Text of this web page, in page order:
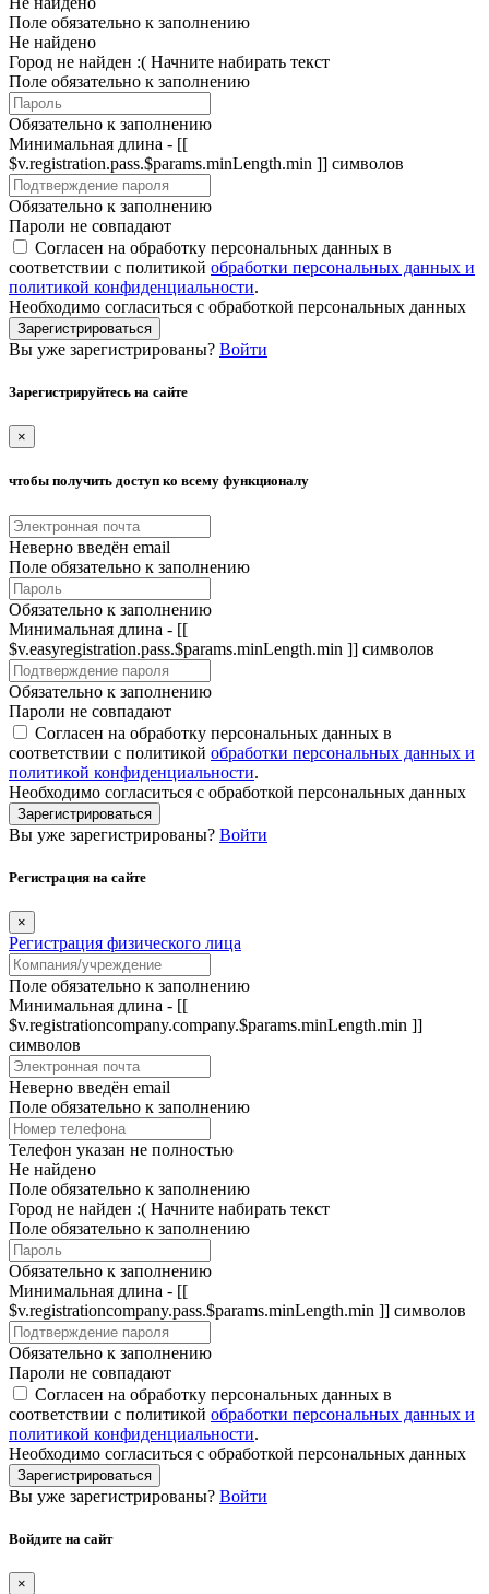
Поле обязательно к заполнению
Не найдено
Город не найден :( Начните набирать текст
Поле обязательно к заполнению
Обязательно к заполнению
Минимальная длина - [[
$v.registration.pass.$params.minLength.min ]] символов
Обязательно к заполнению
Пароли не совпадают
Согласен на обработку персональных данных в
соответствии с политикой обработки персональных данных и
политикой конфиденциальности.
Необходимо согласиться с обработкой персональных данных
Зарегистрироваться
Вы уже зарегистрированы? Войти
Зарегистрируйтесь на сайте
×
чтобы получить доступ ко всему функционалу
Неверно введён email
Поле обязательно к заполнению
Обязательно к заполнению
Минимальная длина - [[
$v.easyregistration.pass.$params.minLength.min ]] символов
Обязательно к заполнению
Пароли не совпадают
Согласен на обработку персональных данных в
соответствии с политикой обработки персональных данных и
политикой конфиденциальности.
Необходимо согласиться с обработкой персональных данных
Зарегистрироваться
Вы уже зарегистрированы? Войти
Регистрация на сайте
×
Регистрация физического лица
Поле обязательно к заполнению
Минимальная длина - [[
$v.registrationcompany.company.$params.minLength.min ]]
символов
Неверно введён email
Поле обязательно к заполнению
Телефон указан не полностью
Не найдено
Поле обязательно к заполнению
Город не найден :( Начните набирать текст
Поле обязательно к заполнению
Обязательно к заполнению
Минимальная длина - [[
$v.registrationcompany.pass.$params.minLength.min ]] символов
Обязательно к заполнению
Пароли не совпадают
Согласен на обработку персональных данных в
соответствии с политикой обработки персональных данных и
политикой конфиденциальности.
Необходимо согласиться с обработкой персональных данных
Зарегистрироваться
Вы уже зарегистрированы? Войти
Войдите на сайт
×